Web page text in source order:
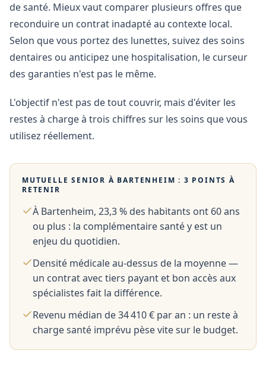
de santé. Mieux vaut comparer plusieurs offres que
reconduire un contrat inadapté au contexte local.
Selon que vous portez des lunettes, suivez des soins
dentaires ou anticipez une hospitalisation, le curseur
des garanties n'est pas le même.
L'objectif n'est pas de tout couvrir, mais d'éviter les
restes à charge à trois chiffres sur les soins que vous
utilisez réellement.
MUTUELLE SENIOR À BARTENHEIM : 3 POINTS À
RETENIR
À Bartenheim, 23,3 % des habitants ont 60 ans
ou plus : la complémentaire santé y est un
enjeu du quotidien.
Densité médicale au-dessus de la moyenne —
un contrat avec tiers payant et bon accès aux
spécialistes fait la différence.
Revenu médian de 34 410 € par an : un reste à
charge santé imprévu pèse vite sur le budget.